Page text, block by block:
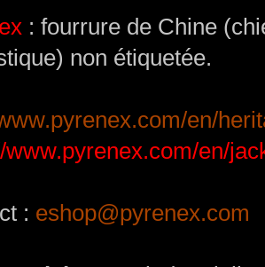
: fourrure de Chine
non étiquetée.
en/
www.pyrenex.com/en/
: eshop@pyrenex.com